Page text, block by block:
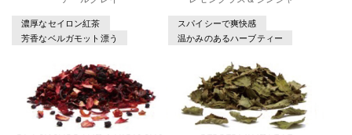
濃厚なセイロン紅茶
芳香なベルガモット漂う
スパイシーで爽快感
温かみのあるハーブティー